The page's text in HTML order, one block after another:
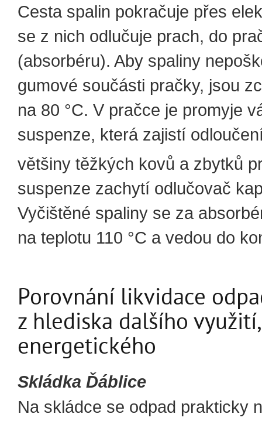
Cesta spalin pokračuje přes
se z nich odlučuje prach, do
(absorbéru). Aby spaliny
gumové součásti pračky, jsou
na 80 °C. V pračce je promyje
suspenze, která zajistí
většiny těžkých kovů a zbytků
suspenze zachytí odlučovač
Vyčištěné spaliny se za
na teplotu 110 °C a vedou do
Porovnání likvidace
z hlediska dalšího
energetického
Skládka Ďáblice
Na skládce se odpad prakticky